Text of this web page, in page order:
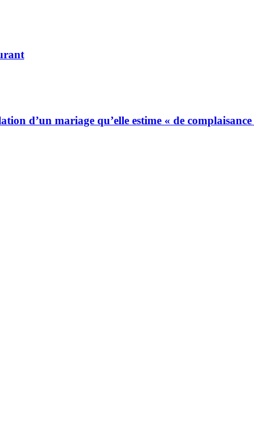
d’un mariage qu’elle estime « de complaisance